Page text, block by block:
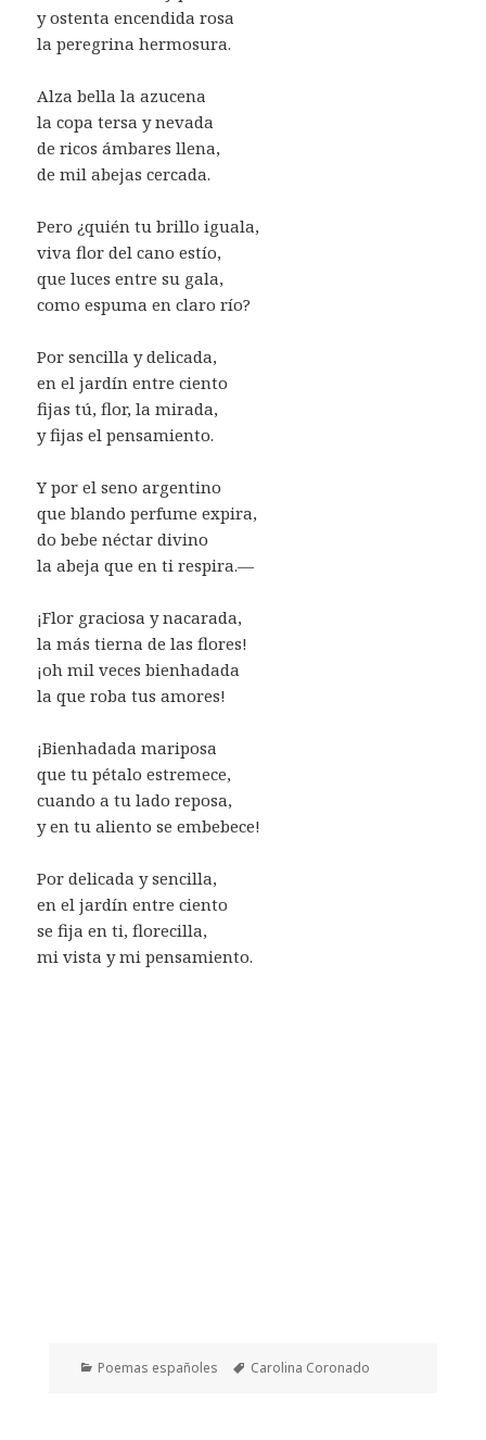
y ostenta encendida rosa
la peregrina hermosura.
Alza bella la azucena
la copa tersa y nevada
de ricos ámbares llena,
de mil abejas cercada.
Pero ¿quién tu brillo iguala,
viva flor del cano estío,
que luces entre su gala,
como espuma en claro río?
Por sencilla y delicada,
en el jardín entre ciento
fijas tú, flor, la mirada,
y fijas el pensamiento.
Y por el seno argentino
que blando perfume expira,
do bebe néctar divino
la abeja que en ti respira.—
¡Flor graciosa y nacarada,
la más tierna de las flores!
¡oh mil veces bienhadada
la que roba tus amores!
¡Bienhadada mariposa
que tu pétalo estremece,
cuando a tu lado reposa,
y en tu aliento se embebece!
Por delicada y sencilla,
en el jardín entre ciento
se fija en ti, florecilla,
mi vista y mi pensamiento.
Categorías
Poemas españoles Etiquetas
Carolina Coronado